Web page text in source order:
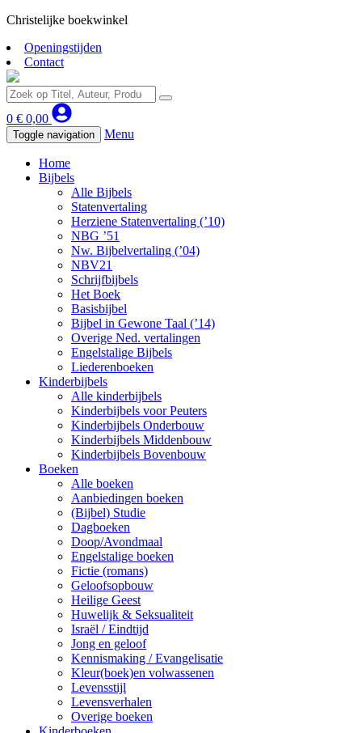
Christelijke boekwinkel
Openingstijden
Contact
0 € 0,00
Toggle navigation Menu
Home
Bijbels
Alle Bijbels
Statenvertaling
Herziene Statenvertaling (’10)
NBG ’51
Nw. Bijbelvertaling (’04)
NBV21
Schrijfbijbels
Het Boek
Basisbijbel
Bijbel in Gewone Taal (’14)
Overige Ned. vertalingen
Engelstalige Bijbels
Liederenboeken
Kinderbijbels
Alle kinderbijbels
Kinderbijbels voor Peuters
Kinderbijbels Onderbouw
Kinderbijbels Middenbouw
Kinderbijbels Bovenbouw
Boeken
Alle boeken
Aanbiedingen boeken
(Bijbel) Studie
Dagboeken
Doop/Avondmaal
Engelstalige boeken
Fictie (romans)
Geloofsopbouw
Heilige Geest
Huwelijk & Seksualiteit
Israël / Eindtijd
Jong en geloof
Kennismaking / Evangelisatie
Kleur(boek)en volwassenen
Levensstijl
Levensverhalen
Overige boeken